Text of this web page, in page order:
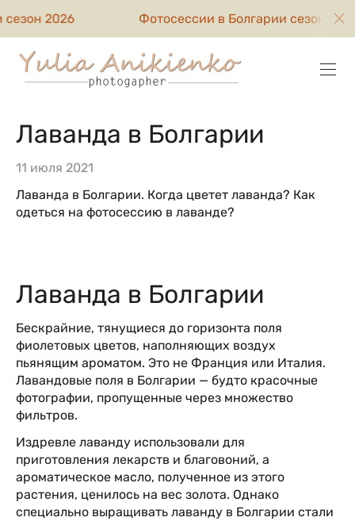
2026 Фотосессии в Болгарии сезон 2026
Лаванда в Болгарии
11 июля 2021
Лаванда в Болгарии. Когда цветет лаванда? Как
одеться на фотосессию в лаванде?
Лаванда в Болгарии
Бескрайние, тянущиеся до горизонта поля
фиолетовых цветов, наполняющих воздух
пьянящим ароматом. Это не Франция или Италия.
Лавандовые поля в Болгарии — будто красочные
фотографии, пропущенные через множество
фильтров.
Издревле лаванду использовали для
приготовления лекарств и благовоний, а
ароматическое масло, полученное из этого
растения, ценилось на вес золота. Однако
специально выращивать лаванду в Болгарии стали